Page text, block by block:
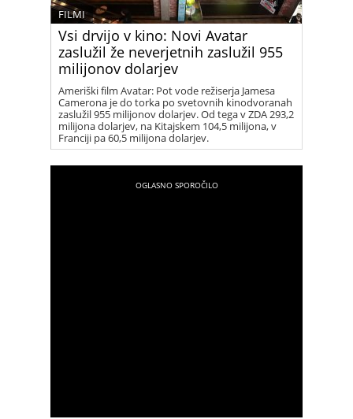
Vsi drvijo v kino: Novi Avatar
zaslužil že neverjetnih zaslužil 955
milijonov dolarjev
FILMI
Ameriški film Avatar: Pot vode režiserja Jamesa
Camerona je do torka po svetovnih kinodvoranah
zaslužil 955 milijonov dolarjev. Od tega v ZDA 293,2
milijona dolarjev, na Kitajskem 104,5 milijona, v
Franciji pa 60,5 milijona dolarjev.